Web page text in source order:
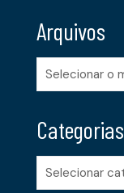
Arquivos
Arquivos
Categorias
Categorias